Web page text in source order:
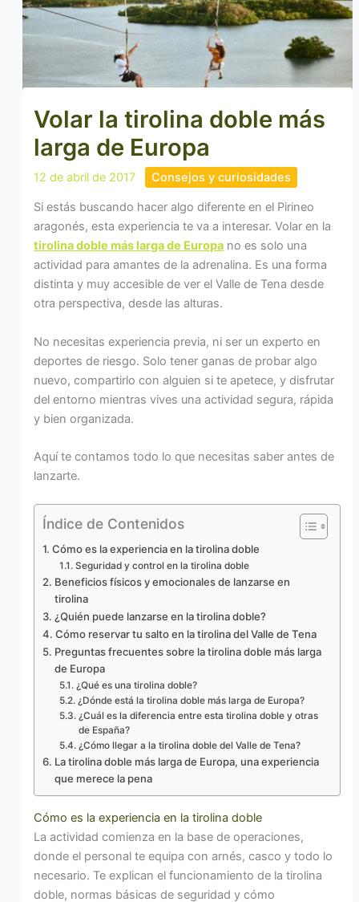
Volar la tirolina doble más
larga de Europa
12 de abril de 2017 Consejos y curiosidades
Si estás buscando hacer algo diferente en el Pirineo
aragonés, esta experiencia te va a interesar. Volar en la
tirolina doble más larga de Europa no es solo una
actividad para amantes de la adrenalina. Es una forma
distinta y muy accesible de ver el Valle de Tena desde
otra perspectiva, desde las alturas.
No necesitas experiencia previa, ni ser un experto en
deportes de riesgo. Solo tener ganas de probar algo
nuevo, compartirlo con alguien si te apetece, y disfrutar
del entorno mientras vives una actividad segura, rápida
y bien organizada.
Aquí te contamos todo lo que necesitas saber antes de
lanzarte.
Índice de Contenidos
Cómo es la experiencia en la tirolina doble
Seguridad y control en la tirolina doble
Beneficios físicos y emocionales de lanzarse en
tirolina
¿Quién puede lanzarse en la tirolina doble?
Cómo reservar tu salto en la tirolina del Valle de Tena
Preguntas frecuentes sobre la tirolina doble más larga
de Europa
¿Qué es una tirolina doble?
¿Dónde está la tirolina doble más larga de Europa?
¿Cuál es la diferencia entre esta tirolina doble y otras
de España?
¿Cómo llegar a la tirolina doble del Valle de Tena?
La tirolina doble más larga de Europa, una experiencia
que merece la pena
Cómo es la experiencia en la tirolina doble
La actividad comienza en la base de operaciones,
donde el personal te equipa con arnés, casco y todo lo
necesario. Te explican el funcionamiento de la tirolina
doble, normas básicas de seguridad y cómo